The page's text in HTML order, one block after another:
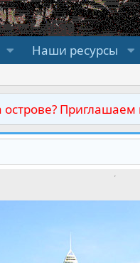
Наши ресурсы
Приглашаем